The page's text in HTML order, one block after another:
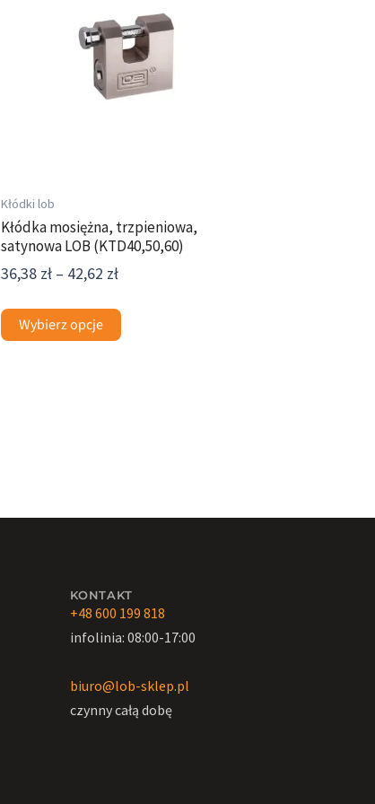
Kłódki lob
Kłódka mosiężna, trzpieniowa,
satynowa LOB (KTD40,50,60)
36,38 zł – 42,62 zł
do
42,62 zł
Wybierz opcje
KONTAKT
+48 600 199 818
infolinia: 08:00-17:00
biuro@lob-sklep.pl
czynny całą dobę